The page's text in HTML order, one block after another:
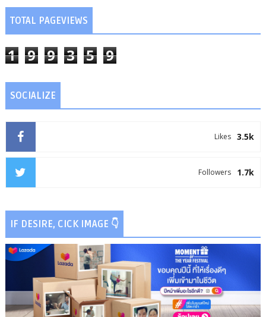
TOTAL PAGEVIEWS
1 9 9 3 5 9
SOCIALIZE
3.5k
Likes
1.7k
Followers
IF DESIRE, CICK IMAGE 👇